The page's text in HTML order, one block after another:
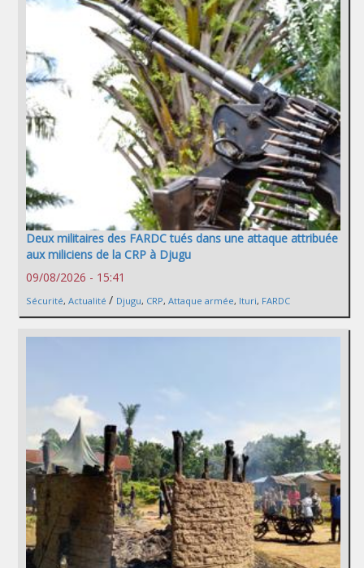
Deux militaires des FARDC tués dans une attaque attribuée
aux miliciens de la CRP à Djugu
09/08/2026 - 15:41
Sécurité, Actualité / Djugu, CRP, Attaque armée, Ituri, FARDC